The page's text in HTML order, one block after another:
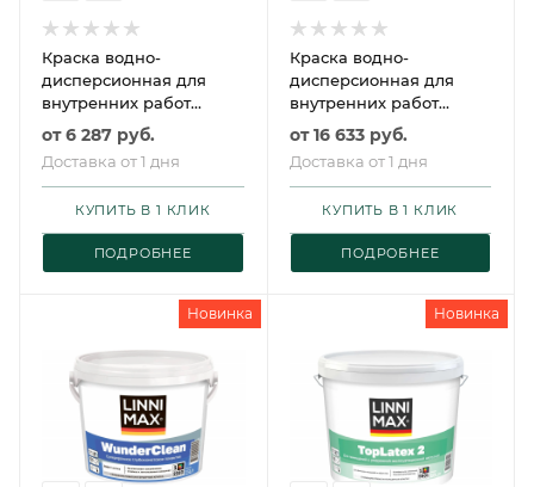
Краска водно-
дисперсионная для
внутренних работ
LINNIMAX Litex 1 /
ЛИННИМАКС Литекс 1
от6 287 руб.
Доставка от 1 дня
ПОДРОБНЕЕ
КУПИТЬ В 1 КЛИК
Краска водно-
дисперсионная для
внутренних работ
LINNIMAX LinniSilan /
ЛИННИМАКС
ЛинниСилан
от16 633 руб.
Доставка от 1 дня
ПОДРОБНЕЕ
КУПИТЬ В 1 КЛИК
Новинка Новинка